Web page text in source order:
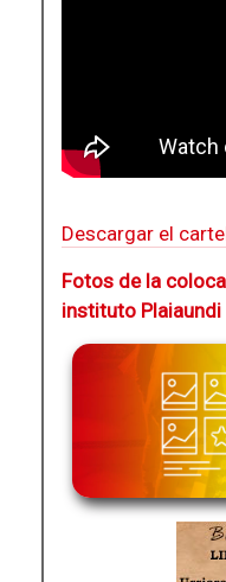
Descargar el
Fotos de la
instituto Plaiaundi